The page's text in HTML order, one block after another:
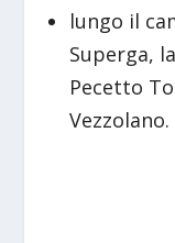
lungo il
Superga,
Pecetto
Vezzolano.